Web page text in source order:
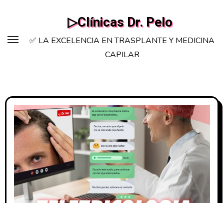
contenido
▷Clínicas Dr. Pelo
✅ LA EXCELENCIA EN TRASPLANTE Y MEDICINA
CAPILAR